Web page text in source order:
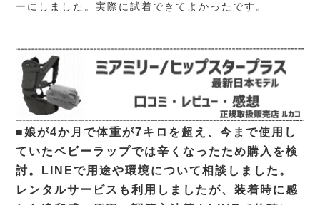
ーにしました。実際に試着できてよかったです。
■娘が4か月で体重が7キロを超え、今まで使用し
ていたベビーラップでは辛くなったため購入を検
討。LINEで用途や環境について相談しました。
レンタルサービスも利用しましたが、装着時に感